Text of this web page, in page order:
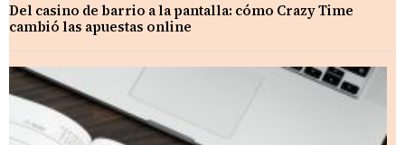
Del casino de barrio a la pantalla: cómo Crazy Time
cambió las apuestas online